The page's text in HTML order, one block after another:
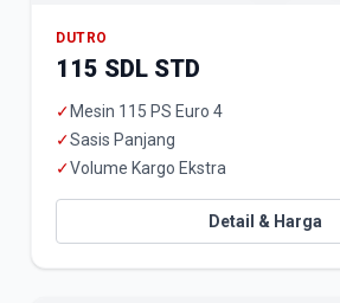
DUTRO
115 SDL STD
✓ Mesin 115 PS Euro 4
✓Sasis Panjang
✓Volume Kargo Ekstra
Detail & Harga